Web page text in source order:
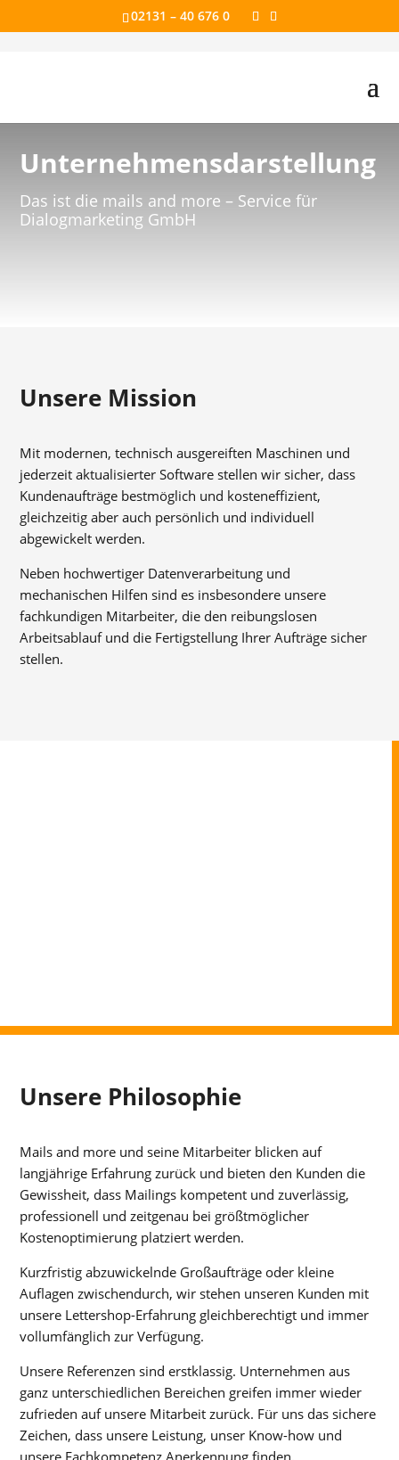
02131 – 40 676 0
Unternehmensdarstellung
Das ist die mails and more – Service für
Dialogmarketing GmbH
Unsere Mission
Mit modernen, technisch ausgereiften Maschinen und
jederzeit aktualisierter Software stellen wir sicher, dass
Kundenaufträge bestmöglich und kosteneffizient,
gleichzeitig aber auch persönlich und individuell
abgewickelt werden.
Neben hochwertiger Datenverarbeitung und
mechanischen Hilfen sind es insbesondere unsere
fachkundigen Mitarbeiter, die den reibungslosen
Arbeitsablauf und die Fertigstellung Ihrer Aufträge sicher
stellen.
Unsere Philosophie
Mails and more und seine Mitarbeiter blicken auf
langjährige Erfahrung zurück und bieten den Kunden die
Gewissheit, dass Mailings kompetent und zuverlässig,
professionell und zeitgenau bei größtmöglicher
Kostenoptimierung platziert werden.
Kurzfristig abzuwickelnde Großaufträge oder kleine
Auflagen zwischendurch, wir stehen unseren Kunden mit
unsere Lettershop-Erfahrung gleichberechtigt und immer
vollumfänglich zur Verfügung.
Unsere Referenzen sind erstklassig. Unternehmen aus
ganz unterschiedlichen Bereichen greifen immer wieder
zufrieden auf unsere Mitarbeit zurück. Für uns das sichere
Zeichen, dass unsere Leistung, unser Know-how und
unsere Fachkompetenz Anerkennung finden.